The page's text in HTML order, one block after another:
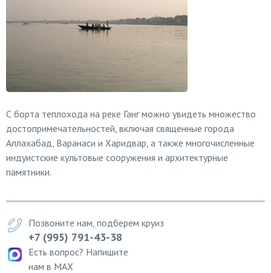
С борта теплохода на реке Ганг можно увидеть множество
достопримечательностей, включая священные города
Аллахабад, Варанаси и Харидвар, а также многочисленные
индуистские культовые сооружения и архитектурные
памятники.
Позвоните нам, подберем круиз
+7 (995) 791-43-38
Есть вопрос? Напишите
нам в MAX